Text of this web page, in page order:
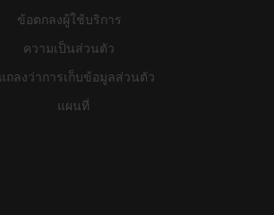
ข้อตกลงผู้ใช้บริการ
ความเป็นส่วนตัว
ถลงว่าการเก็บข้อมูลส่วนตัว
แผนที่